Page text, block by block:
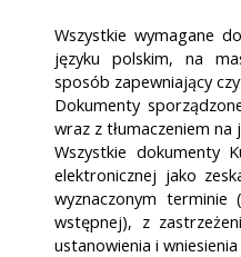
Wszystkie wymagane
języku polskim, na
sposób zapewniający
Dokumenty
wraz z tłumaczeniem na
Wszystkie dokumenty
elektronicznej jako
wyznaczonym
wstępnej), z
ustanowienia i